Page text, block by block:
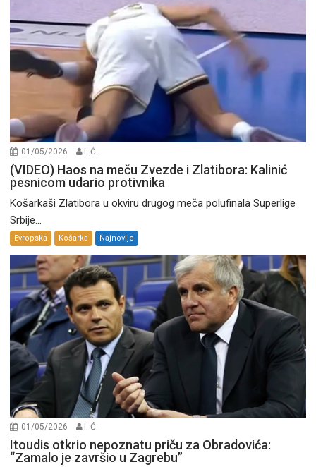
01/05/2026 I. Ć.
(VIDEO) Haos na meču Zvezde i Zlatibora: Kalinić
pesnicom udario protivnika
Košarkaši Zlatibora u okviru drugog meča polufinala Superlige
Srbije...
Evropska Košarka Najnovije
01/05/2026 I. Ć.
Itoudis otkrio nepoznatu priču za Obradovića:
“Zamalo je završio u Zagrebu”